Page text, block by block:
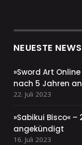
NEUESTE NEWS
»Sword Art
nach 5 Jahren
22. Juli 2023
»Sabikui Bisco«
angekündigt
16. Juli 2023